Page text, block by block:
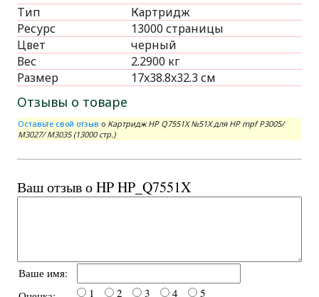
Тип
Картридж
Ресурс
13000 страницы
Цвет
черный
Вес
2.2900 кг
Размер
17x38.8x32.3 см
Отзывы о товаре
Оставьте свой отзыв о Картридж HP Q7551X №51X для HP mpf P3005/
M3027/ M3035 (13000 стр.)
Ваш отзыв о HP HP_Q7551X
Ваше имя:
1 2 3 4 5